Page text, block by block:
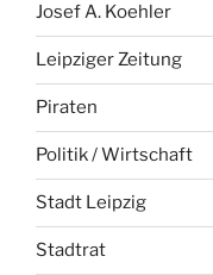
Josef A. Koehler
Leipziger Zeitung
Piraten
Politik / Wirtschaft
Stadt Leipzig
Stadtrat